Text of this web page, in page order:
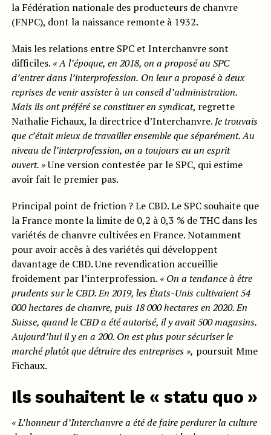
la Fédération nationale des producteurs de chanvre
(FNPC), dont la naissance remonte à 1932.
Mais les relations entre SPC et Interchanvre sont
difficiles. « A l’époque, en 2018, on a proposé au SPC
d’entrer dans l’interprofession. On leur a proposé à deux
reprises de venir assister à un conseil d’administration.
Mais ils ont préféré se constituer en syndicat, regrette
Nathalie Fichaux, la directrice d’Interchanvre. Je trouvais
que c’était mieux de travailler ensemble que séparément. Au
niveau de l’interprofession, on a toujours eu un esprit
ouvert. »Une version contestée par le SPC, qui estime
avoir fait le premier pas.
Principal point de friction ? Le CBD. Le SPC souhaite que
la France monte la limite de 0,2 à 0,3 % de THC dans les
variétés de chanvre cultivées en France. Notamment
pour avoir accès à des variétés qui développent
davantage de CBD. Une revendication accueillie
froidement par l’interprofession. « On a tendance à être
prudents sur le CBD. En 2019, les États-Unis cultivaient 54
000 hectares de chanvre, puis 18 000 hectares en 2020. En
Suisse, quand le CBD a été autorisé, il y avait 500 magasins.
Aujourd’hui il y en a 200. On est plus pour sécuriser le
marché plutôt que détruire des entreprises », poursuit Mme
Fichaux.
Ils souhaitent le « statu quo »
« L’honneur d’Interchanvre a été de faire perdurer la culture